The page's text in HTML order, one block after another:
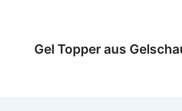
Gel Topper aus